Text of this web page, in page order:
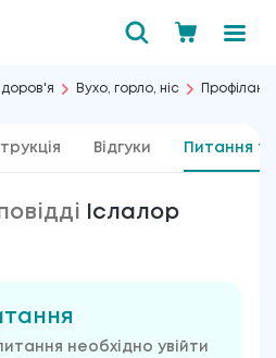
Вухо, горло, ніс
Відгуки Питання та
Іслалор
необхідно увійти